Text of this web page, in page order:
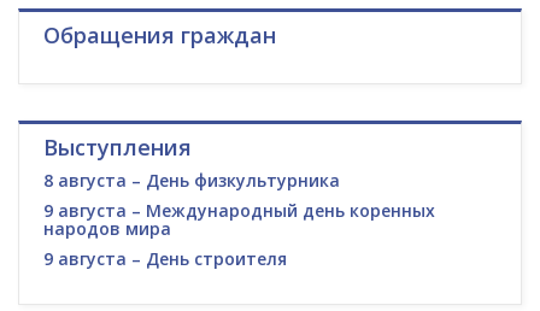
Обращения граждан
Выступления
8 августа – День физкультурника
9 августа – Международный день коренных
народов мира
9 августа – День строителя